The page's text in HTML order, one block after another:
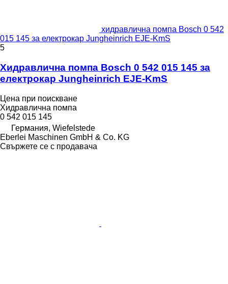
хидравлична помпа Bosch 0 542
015 145 за електрокар Jungheinrich EJE-KmS
5
Хидравлична помпа Bosch 0 542 015 145 за
електрокар Jungheinrich EJE-KmS
Цена при поискване
Хидравлична помпа
0 542 015 145
Германия, Wiefelstede
Eberlei Maschinen GmbH & Co. KG
Свържете се с продавача